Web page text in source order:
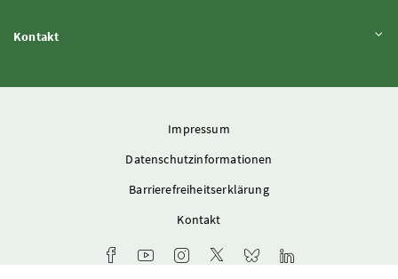
KontaktInhalt aufklappen
Impressum
Datenschutzinformationen
Barrierefreiheitserklärung
Kontakt
Facebook-Kanal des Ministeriums
Youtube-Kanal des Bundesministeriums
Instagram-Auftritt des Ministeriums
X-Account des Ministeriums
Bluesky-Account des